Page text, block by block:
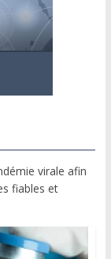
virale afin
fiables et